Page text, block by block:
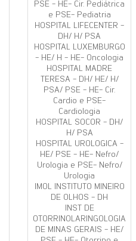
PSE - HE- Cir. Pediátrica
e PSE- Pediatria
HOSPITAL LIFECENTER -
DH/ H/ PSA
HOSPITAL LUXEMBURGO
- HE/ H - HE- Oncologia
HOSPITAL MADRE
TERESA - DH/ HE/ H/
PSA/ PSE - HE- Cir.
Cardio e PSE-
Cardiologia
HOSPITAL SOCOR - DH/
H/ PSA
HOSPITAL UROLOGICA -
HE/ PSE - HE- Nefro/
Urologia e PSE- Nefro/
Urologia
IMOL INSTITUTO MINEIRO
DE OLHOS - DH
INST DE
OTORRINOLARINGOLOGIA
DE MINAS GERAIS - HE/